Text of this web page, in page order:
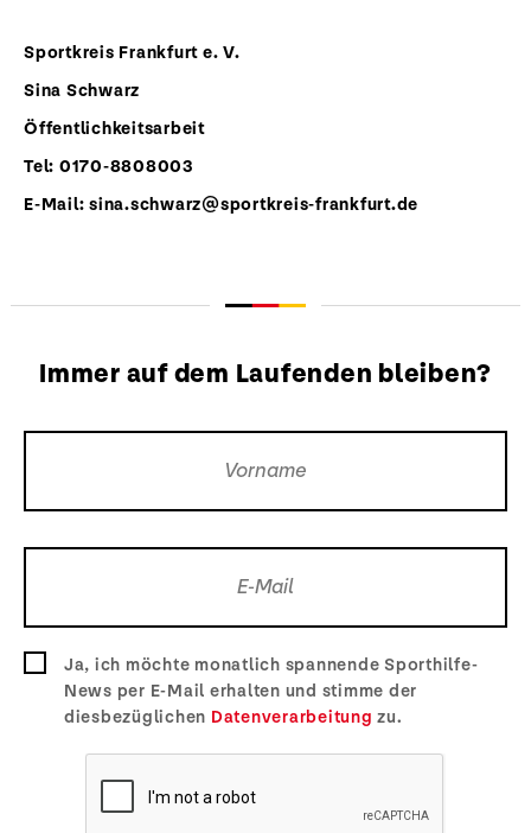
Sportkreis Frankfurt e. V.
Sina Schwarz
Öffentlichkeitsarbeit
Tel: 0170-8808003
E-Mail: sina.schwarz@sportkreis-frankfurt.de
Immer auf dem Laufenden bleiben?
Ja, ich möchte monatlich spannende Sporthilfe-
News per E-Mail erhalten und stimme der
diesbezüglichen Datenverarbeitung zu.